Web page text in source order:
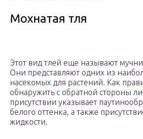
Мохнатая тля
Этот вид тлей еще называют
Они представляют одних из
насекомых для растений. Как
обнаружить с обратной стороны
присутствии указывает
белого оттенка, а также
жидкости.